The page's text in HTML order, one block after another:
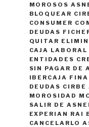
MOROSOS
BLOQUEAR
CONSUMER
DEUDAS
QUITAR
CAJA
ENTIDADES
SIN PAGAR DE
IBERCAJA
DEUDAS
MOROSIDAD
SALIR DE
EXPERIAN RAI
CANCELARLO